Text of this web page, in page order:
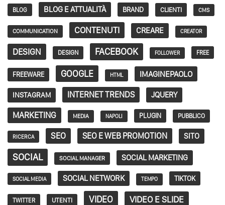
BLOG BLOG E ATTUALITÀ BRAND CLIENTI CMS
COMMUNICATION CONTENUTI CREARE CREATOR
DESIGN DESIGN FACEBOOK FOLLOWER FREE
FREEWARE GOOGLE HTML IMAGINEPAOLO
INSTAGRAM INTERNET TRENDS JQUERY
MARKETING MEDIA NAPOLI PLUGIN PUBBLICO
RICERCA SEO SEO E WEB PROMOTION SITO
SOCIAL SOCIAL MANAGER SOCIAL MARKETING
SOCIAL MEDIA SOCIAL NETWORK TEMPO TIKTOK
TWITTER UTENTI VIDEO VIDEO E SLIDE